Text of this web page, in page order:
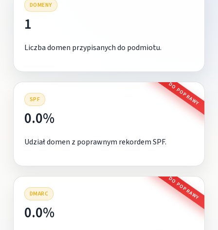
DOMENY
1
Liczba domen przypisanych do podmiotu.
SPF DO POPRAWY
0.0%
Udział domen z poprawnym rekordem SPF.
DMARC DO POPRAWY
0.0%